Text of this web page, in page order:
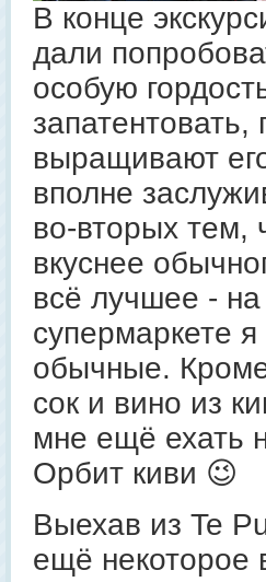
В конце
дали
особую
выращивают
вполне
во-вторых тем,
вкуснее
всё лучшее - на
супермаркете
обычные.
сок и вино из
мне ещё ехать
Орбит киви 😉
Выехав из Te
ещё некоторое